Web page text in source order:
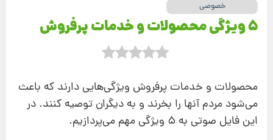
خصوصی
5 ویژگی محصولات و خدمات پرفروش
محصولات و خدمات پرفروش ویژگی‌هایی دارند که باعث
می‌شود مردم آنها را بخرند و به دیگران توصیه کنند. در
این فایل صوتی به 5 ویژگی مهم می‌پردازیم.